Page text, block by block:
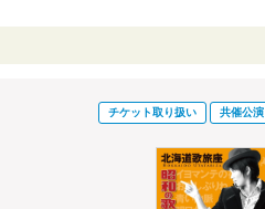
チケット取り扱い 共催公演